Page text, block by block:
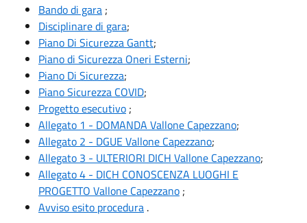
Bando di gara ;
Disciplinare di gara;
Piano Di Sicurezza Gantt;
Piano di Sicurezza Oneri Esterni;
Piano Di Sicurezza;
Piano Sicurezza COVID;
Progetto esecutivo ;
Allegato 1 - DOMANDA Vallone Capezzano;
Allegato 2 - DGUE Vallone Capezzano;
Allegato 3 - ULTERIORI DICH Vallone Capezzano;
Allegato 4 - DICH CONOSCENZA LUOGHI E
PROGETTO Vallone Capezzano ;
Avviso esito procedura .